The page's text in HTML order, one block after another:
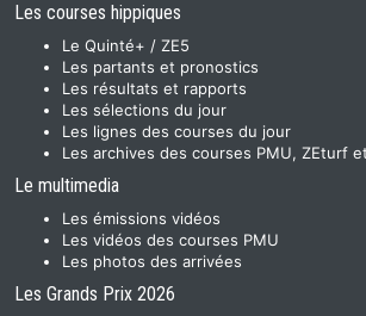
Les courses hippiques
Le Quinté+ / ZE5
Les partants et pronostics
Les résultats et rapports
Les sélections du jour
Les lignes des courses du jour
Les archives des courses PMU, ZEturf
Le multimedia
Les émissions vidéos
Les vidéos des courses PMU
Les photos des arrivées
Les Grands Prix 2026